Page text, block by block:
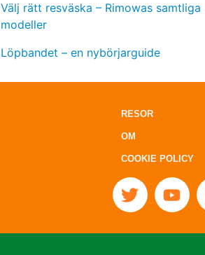
Välj rätt resväska – Rimowas samtliga
modeller
Löpbandet – en nybörjarguide
RESOR
OM
COOKIE POLICY